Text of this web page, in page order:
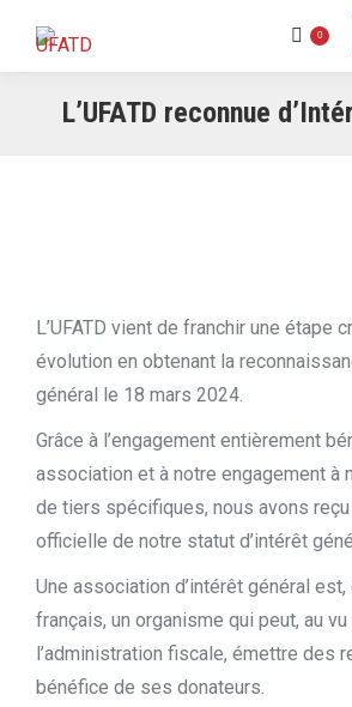
0
L’UFATD reconnue
L’UFATD vient de franchir une étape
évolution en obtenant la
général le 18 mars 2024.
Grâce à l’engagement entièrement
association et à notre engagement à
de tiers spécifiques, nous avons
officielle de notre statut d’intérêt
Une association d’intérêt général
français, un organisme qui peut, au
l’administration fiscale, émettre des
bénéfice de ses donateurs.